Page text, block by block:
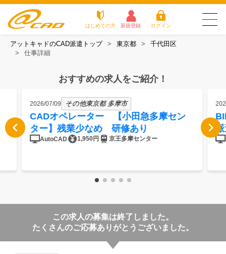
はじめての方 新規登録 ログイン
アットキャドが選ばれる3つの理由
派遣がはじめての方
お仕事を探す
アットキャドが選
方
探す
ム
アットキャドのCAD派遣トップ 東京都
千代田区
仕事詳細
おすすめの求人をご紹介！
2026/07/09 その他東京都 多摩市
CADオペレーター 【小田急多摩セン
ター】残業少なめ 研修あり
AutoCAD 1,950円 京王多摩センター
この求人の募集は終了しました。
たくさんのご応募ありがとうございました。